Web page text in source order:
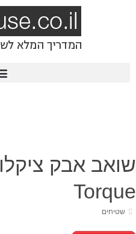
Torque
שטיחים